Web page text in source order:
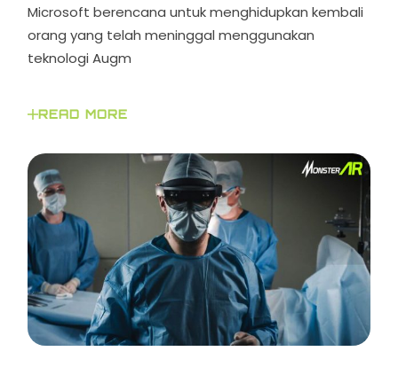
Microsoft berencana untuk menghidupkan kembali
orang yang telah meninggal menggunakan
teknologi Augm
READ MORE